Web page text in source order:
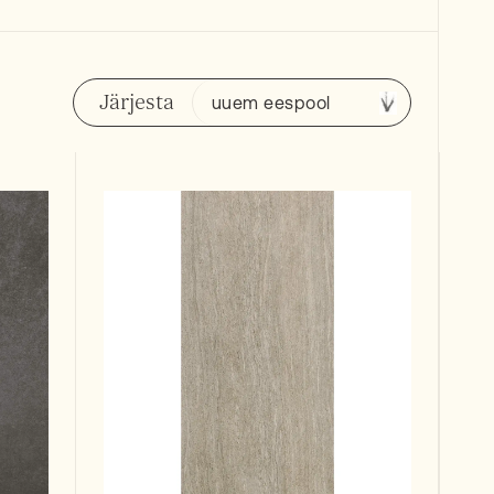
Järjesta